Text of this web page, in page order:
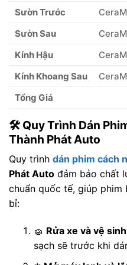
Sườn Trước
Sườn Sau
Kính Hậu
Kính Khoang Sau
Tổng Giá
🛠️ Quy Trình Dán
Thành Phát Auto
Quy trình dán phim cách
Phát Auto đảm bảo chất
chuẩn quốc tế, giúp
bỉ:
🧽 Rửa xe và vệ
sạch sẽ trước khi